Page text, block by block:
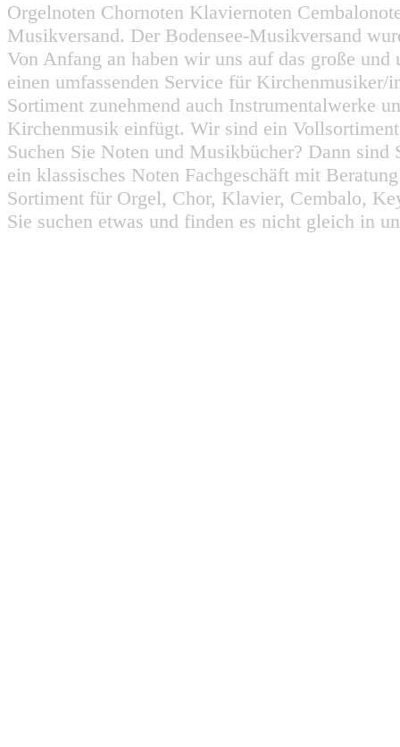
Orgelnoten Chornoten Klaviernoten
Musikversand. Der Bodensee-Musikversand
Von Anfang an haben wir uns auf das große
einen umfassenden Service für
Sortiment zunehmend auch Instrumentalwerke
Kirchenmusik einfügt. Wir sind ein
Suchen Sie Noten und Musikbücher? Dann
ein klassisches Noten Fachgeschäft mit
Sortiment für Orgel, Chor, Klavier, Cembalo,
Sie suchen etwas und finden es nicht gleich in